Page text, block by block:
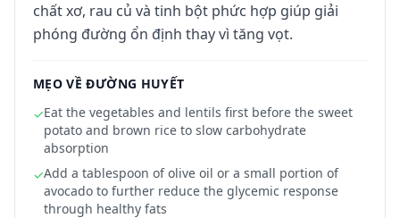
chất xơ, rau củ và tinh bột phức hợp giúp giải
phóng đường ổn định thay vì tăng vọt.
MẸO VỀ ĐƯỜNG HUYẾT
✓Eat the vegetables and lentils first before the sweet
potato and brown rice to slow carbohydrate
absorption
✓Add a tablespoon of olive oil or a small portion of
avocado to further reduce the glycemic response
through healthy fats